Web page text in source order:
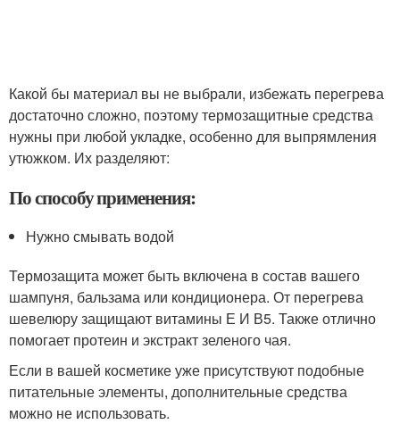
Какой бы материал вы не выбрали, избежать перегрева
достаточно сложно, поэтому термозащитные средства
нужны при любой укладке, особенно для выпрямления
утюжком. Их разделяют:
По способу применения:
Нужно смывать водой
Термозащита может быть включена в состав вашего
шампуня, бальзама или кондиционера. От перегрева
шевелюру защищают витамины Е И В5. Также отлично
помогает протеин и экстракт зеленого чая.
Если в вашей косметике уже присутствуют подобные
питательные элементы, дополнительные средства
можно не использовать.